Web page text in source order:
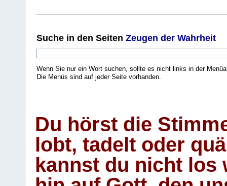
Suche in den Seiten Zeugen der Wahrheit
Wenn Sie nur ein Wort suchen, sollte es nicht links in der
Die Menüs sind auf jeder Seite vorhanden..
Du hörst die
lobt, tadelt oder
kannst du nicht los